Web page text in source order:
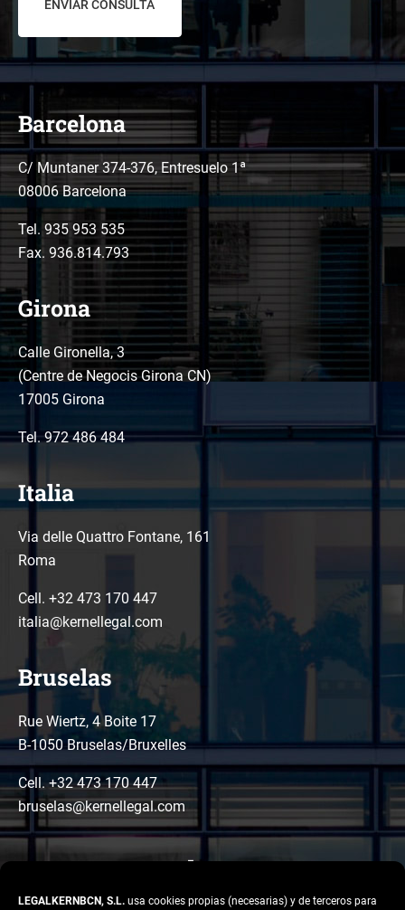
LEGALKERNBCN, S.L. usa cookies propias (necesarias) y de terceros para
Barcelona
C/ Muntaner 374-376, Entresuelo 1ª
08006 Barcelona
Tel. 935 953 535
Fax. 936.814.793
Girona
Calle Gironella, 3
(Centre de Negocis Girona CN)
17005 Girona
Tel.972 486 484
Italia
Via delle Quattro Fontane, 161
Roma
Cell. +32 473 170 447
italia@kernellegal.com
Bruselas
Rue Wiertz, 4 Boite 17
B-1050 Bruselas/Bruxelles
Cell. +32 473 170 447
bruselas@kernellegal.com